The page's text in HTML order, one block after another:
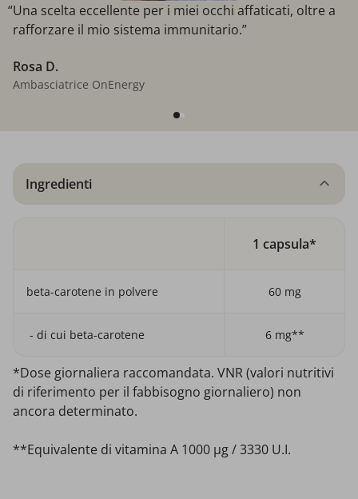
“Una scelta eccellente per i miei occhi affaticati, oltre a
rafforzare il mio sistema immunitario.”
Rosa D.
Ambasciatrice OnEnergy
Ingredienti
1 capsula*
beta-carotene in polvere 60 mg
- di cui beta-carotene 6 mg**
*Dose giornaliera raccomandata. VNR (valori nutritivi
di riferimento per il fabbisogno giornaliero) non
ancora determinato.
**Equivalente di vitamina A 1000 µg / 3330 U.I.